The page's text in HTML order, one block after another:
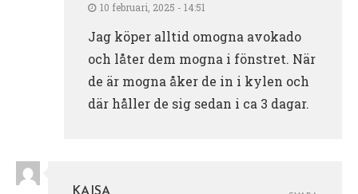
10 februari, 2025 - 14:51
Jag köper alltid omogna avokado
och låter dem mogna i fönstret. När
de är mogna åker de in i kylen och
där håller de sig sedan i ca 3 dagar.